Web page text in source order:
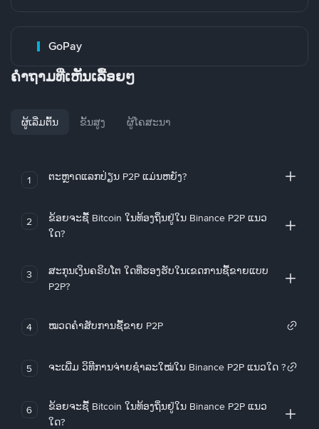
GoPay
ຄໍາຖາມທີ່ເຫັນເລື້ອຍໆ
ຜູ້ເລີ່ມຕົ້ນ ຂັ້ນສູງ ຜູ້ໂຄສະນາ
1 ຕະຫຼາດແລກປ່ຽນ P2P ແມ່ນຫຍັງ?
2
ຂ້ອຍຈະຊື້ Bitcoin ໃນທ້ອງຖິ່ນຢູ່ໃນ Binance P2P ແນວ
ໃດ?
3
ສະກຸນເງິນຄຣິບໂຕ ໃດທີ່ຮອງຮັບໃນເຂດການຊື້ຂາຍແບບ
P2P?
4 ໝວດຄໍາສັບການຊື້ຂາຍ P2P
5 ຈະເພີ່ມ ວິທີການຈ່າຍຊຳລະໃໝ່ໃນ Binance P2P ແນວໃດ ?
6
ຂ້ອຍຈະຊື້ Bitcoin ໃນທ້ອງຖິ່ນຢູ່ໃນ Binance P2P ແນວ
ໃດ?